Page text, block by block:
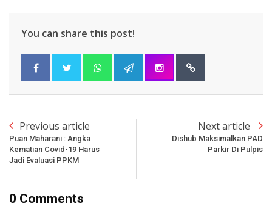
You can share this post!
Previous article
Puan Maharani : Angka
Kematian Covid-19 Harus
Jadi Evaluasi PPKM
Next article
Dishub Maksimalkan PAD
Parkir Di Pulpis
0 Comments